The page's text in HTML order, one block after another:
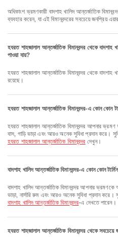
অধিকাংশ ভ্রমণকারী বাদশাহ খালিদ আন্তর্জাতিক
ব্যবহার করেন, যা এই বিমানবন্দরের সবচেয়ে জনপ্রিয়
হযরত শাহজালাল আন্তর্জাতিক বিমানবন্দর থেকে বাদশাহ
পাওয়া যায়?
হযরত শাহজালাল আন্তর্জাতিক বিমানবন্দর থেকে বাদশাহ খালিদ আন্তর্জাতিক বিমানবন্দর পর্যন্ত 12টি ফ্লাইট
রয়েছে।
হযরত শাহজালাল আন্তর্জাতিক বিমানবন্দর-এ কোন কোন
হযরত শাহজালাল আন্তর্জাতিক বিমানবন্দর আপনার ভ্রমণ অভিজ্ঞতা আরও ভালো করতে অপেক্ষার জায়গা, শাটল
বাস, গাড়ি ভাড়া এবং আরও অনেক সুবিধা প্রদান করে।
হযরত শাহজালাল আন্তর্জাতিক বিমানবন্দর দেখুন।
বাদশাহ খালিদ আন্তর্জাতিক বিমানবন্দর-এ কোন কোন
বাদশাহ খালিদ আন্তর্জাতিক বিমানবন্দর আপনার ভ্রমণকে আরও আরামদায়ক করতে বিমানবন্দর হোটেল, গাড়ি
ভাড়া, নার্সারি রুম এবং আরও অনেক সুবিধা প্রদান করে।
বাদশাহ খালিদ আন্তর্জাতিক বিমানবন্দর-এ দেখতে পারেন।
হযরত শাহজালাল আন্তর্জাতিক বিমানবন্দর থেকে